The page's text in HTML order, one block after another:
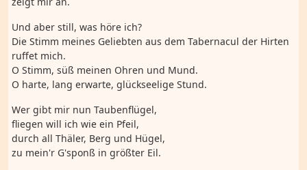
Und aber still, was höre ich?
Die Stimm meines Geliebten aus dem Tabernacul der Hirten
ruffet mich.
O Stimm, süß meinen Ohren und Mund.
O harte, lang erwarte, glückseelige Stund.
Wer gibt mir nun Taubenflügel,
fliegen will ich wie ein Pfeil,
durch all Thäler, Berg und Hügel,
zu mein'r G'sponß in größter Eil.